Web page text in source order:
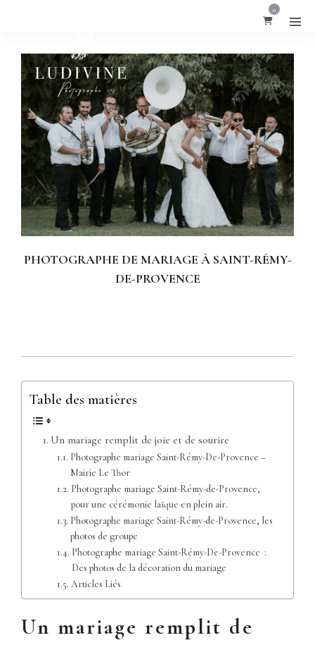
0
PHOTOGRAPHE DE MARIAGE À SAINT-RÉMY-
DE-PROVENCE
Table des matières
Un mariage remplit de joie et de sourire
Photographe mariage Saint-Rémy-De-Provence –
Mairie Le Thor
Photographe mariage Saint-Rémy-de-Provence,
pour une cérémonie laïque en plein air.
Photographe mariage Saint-Rémy-de-Provence, les
photos de groupe
Photographe mariage Saint-Rémy-De-Provence :
Des photos de la décoration du mariage
Articles Liés
Un mariage remplit de